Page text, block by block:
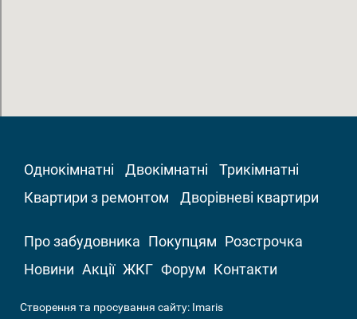
Однокімнатні Двокімнатні
Трикімнатні
Квартири з ремонтом
Дворівневі квартири
Про забудовника Покупцям Розстрочка
Новини Акції ЖКГ Форум Контакти
Створення та просування сайту: Imaris